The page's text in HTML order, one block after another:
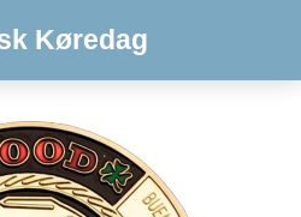
Køredag